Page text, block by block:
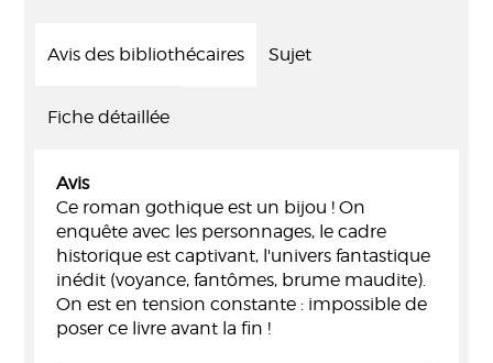
Avis des bibliothécaires Sujet
Fiche détaillée
Avis
Ce roman gothique est un bijou ! On
enquête avec les personnages, le cadre
historique est captivant, l'univers fantastique
inédit (voyance, fantômes, brume maudite).
On est en tension constante : impossible de
poser ce livre avant la fin !